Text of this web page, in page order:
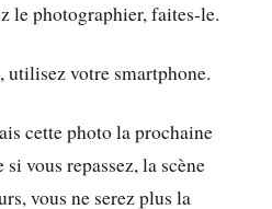
le photographier, faites-le.
utilisez votre smartphone.
cette photo la prochaine
vous repassez, la scène
vous ne serez plus la